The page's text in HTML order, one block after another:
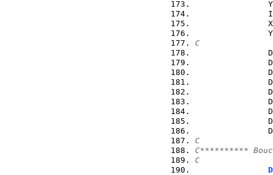
C
C
C**********
C